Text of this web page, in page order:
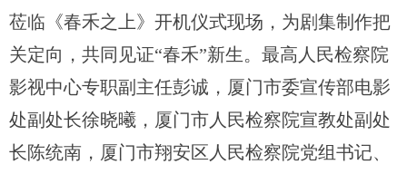
莅临《春禾之上》开机仪式现场，为剧集制作把
关定向，共同见证“春禾”新生。最高人民检察院
影视中心专职副主任彭诚，厦门市委宣传部电影
处副处长徐晓曦，厦门市人民检察院宣教处副处
长陈统南，厦门市翔安区人民检察院党组书记、